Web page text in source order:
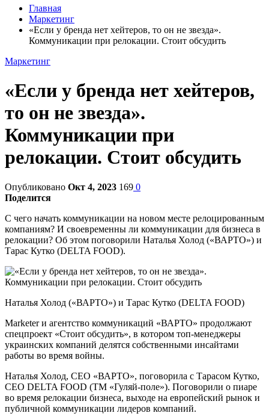
Главная
Маркетинг
«Если у бренда нет хейтеров, то он не звезда».
Коммуникации при релокации. Стоит обсудить
Маркетинг
«Если у бренда нет хейтеров,
то он не звезда».
Коммуникации при
релокации. Стоит обсудить
Опубликовано Окт 4, 2023 169 0
Поделится
С чего начать коммуникации на новом месте релоцированным
компаниям? И своевременны ли коммуникации для бизнеса в
релокации? Об этом поговорили Наталья Холод («ВАРТО») и
Тарас Кутко (DELTA FOOD).
Наталья Холод («ВАРТО») и Тарас Кутко (DELTA FOOD)
Marketer и агентство коммуникаций «ВАРТО» продолжают
спецпроект «Стоит обсудить», в котором топ-менеджеры
украинских компаний делятся собственными инсайтами
работы во время войны.
Наталья Холод, CEO «ВАРТО», поговорила с Тарасом Кутко,
CEO DELTA FOOD (ТМ «Гуляй-поле»). Поговорили о пиаре
во время релокации бизнеса, выходе на европейский рынок и
публичной коммуникации лидеров компаний.